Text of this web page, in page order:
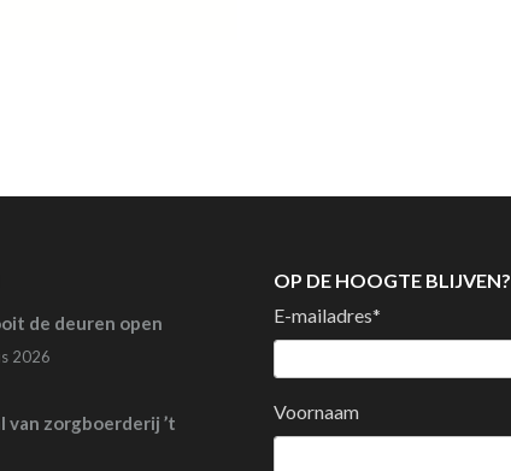
de deuren open
2026
van zorgboerderij ’t
OP DE HOOGTE BLIJVEN?
E-mailadres*
Voornaam